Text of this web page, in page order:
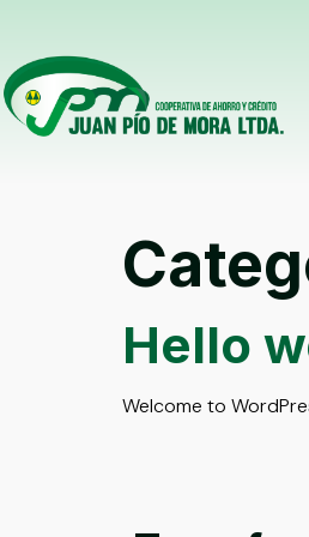
Hello
Welcome to